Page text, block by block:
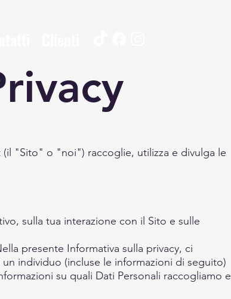
(il "Sito" o "noi") raccoglie, utilizza e divulga le
sulla tua interazione con il Sito e sulle
presente Informativa sulla privacy, ci
individuo (incluse le informazioni di seguito)
su quali Dati Personali raccogliamo e